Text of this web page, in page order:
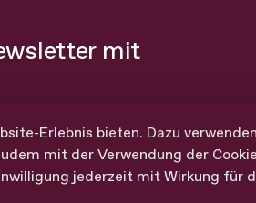
mit
Absenden
Erlebnis bieten. Dazu
mit der Verwendung der
jederzeit mit Wirkung für